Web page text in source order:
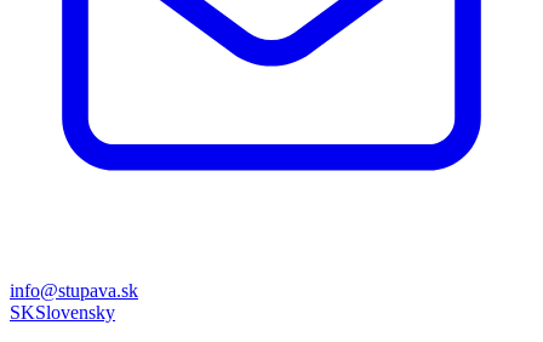
info@stupava.sk
SKSlovensky